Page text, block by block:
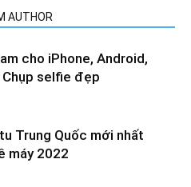
AUTHOR
cho iPhone, Android,
Chụp selfie đẹp
Trung Quốc mới nhất
máy 2022